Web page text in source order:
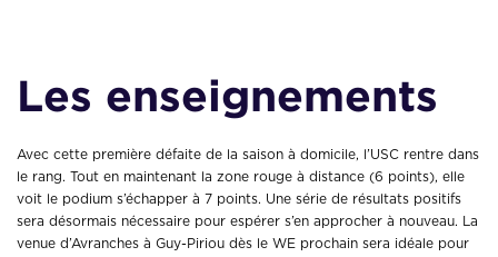
Les enseignements
Avec cette première défaite de la saison à domicile, l’USC rentre dans
le rang. Tout en maintenant la zone rouge à distance (6 points), elle
voit le podium s’échapper à 7 points. Une série de résultats positifs
sera désormais nécessaire pour espérer s’en approcher à nouveau. La
venue d’Avranches à Guy-Piriou dès le WE prochain sera idéale pour